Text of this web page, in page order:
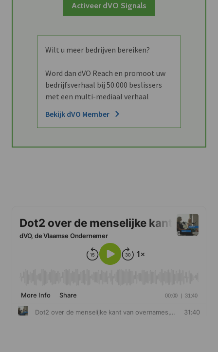
Activeer dVO Signals
Wilt u meer bedrijven bereiken?
Word dan dVO Reach en promoot uw
bedrijfsverhaal bij 50.000 beslissers
met een multi-mediaal verhaal
Bekijk dVO Member